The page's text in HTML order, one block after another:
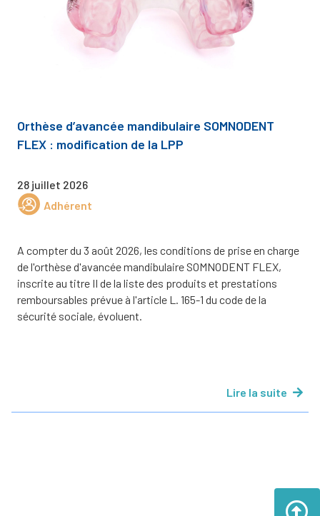
Orthèse d’avancée mandibulaire SOMNODENT
FLEX : modification de la LPP
28 juillet 2026
Adhérent
A compter du 3 août 2026, les conditions de prise en charge
de l'orthèse d'avancée mandibulaire SOMNODENT FLEX,
inscrite au titre II de la liste des produits et prestations
remboursables prévue à l'article L. 165-1 du code de la
sécurité sociale, évoluent.
Lire la suite